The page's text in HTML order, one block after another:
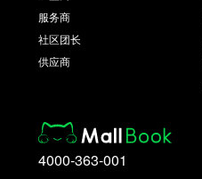
服务商
社区团长
供应商
4000-363-001